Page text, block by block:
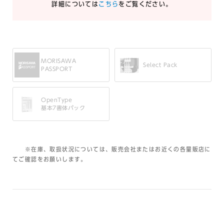
詳細については こちら をご覧ください。
MORISAWA
PASSPORT
Select Pack
OpenType
基本7書体パック
※在庫、取扱状況については、販売会社またはお近くの各量販店に
てご確認をお願いします。